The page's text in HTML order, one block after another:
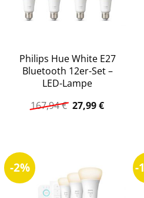
Philips Hue White E27
Bluetooth 12er-Set –
LED-Lampe
167,94€ Ursprünglicher
Preis
27,99€Aktueller
-2% -